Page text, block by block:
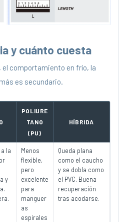
y cuánto cuesta
comportamiento en frío, la
es secundario.
POLIURE
TANO
(PU)
HÍBRIDA
la
y
Menos
flexible,
pero
excelente
para
manguer
as
espirales
Queda plana
como el caucho
y se dobla como
el PVC. Buena
recuperación
tras acodarse.